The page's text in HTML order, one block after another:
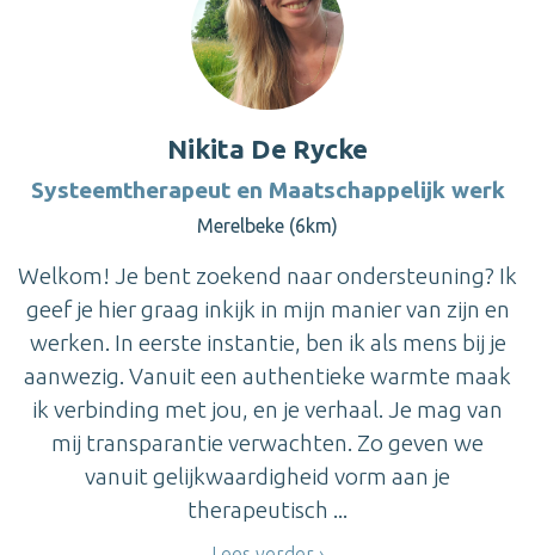
Nikita De Rycke
Systeemtherapeut en Maatschappelijk werk
Merelbeke (6km)
Welkom! Je bent zoekend naar ondersteuning? Ik
geef je hier graag inkijk in mijn manier van zijn en
werken. In eerste instantie, ben ik als mens bij je
aanwezig. Vanuit een authentieke warmte maak
ik verbinding met jou, en je verhaal. Je mag van
mij transparantie verwachten. Zo geven we
vanuit gelijkwaardigheid vorm aan je
therapeutisch ...